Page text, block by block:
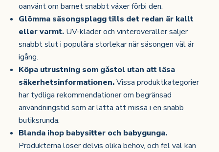
oanvänt om barnet snabbt växer förbi den.
Glömma säsongsplagg tills det redan är kallt
eller varmt. UV-kläder och vinteroveraller säljer
snabbt slut i populära storlekar när säsongen väl är
igång.
Köpa utrustning som gåstol utan att läsa
säkerhetsinformationen.Vissa produktkategorier
har tydliga rekommendationer om begränsad
användningstid som är lätta att missa i en snabb
butiksrunda.
Blanda ihop babysitter och babygunga.
Produkterna löser delvis olika behov, och fel val kan